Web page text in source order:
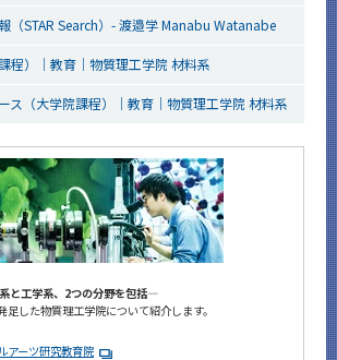
（STAR Search）- 渡邉学 Manabu Watanabe
程）｜教育｜物質理工学院 材料系
ス（大学院課程）｜教育｜物質理工学院 材料系
と工学系、2つの分野を包括―
した物質理工学院について紹介します。
アーツ研究教育院